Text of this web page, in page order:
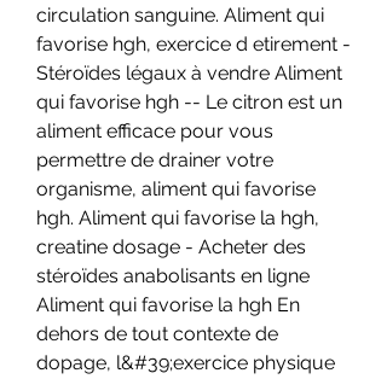
circulation sanguine. Aliment qui
favorise hgh, exercice d etirement -
Stéroïdes légaux à vendre Aliment
qui favorise hgh -- Le citron est un
aliment efficace pour vous
permettre de drainer votre
organisme, aliment qui favorise
hgh. Aliment qui favorise la hgh,
creatine dosage - Acheter des
stéroïdes anabolisants en ligne
Aliment qui favorise la hgh En
dehors de tout contexte de
dopage, l&#39;exercice physique